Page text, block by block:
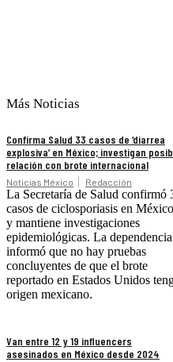
Más Noticias
Confirma Salud 33 casos de ‘diarrea
explosiva’ en México; investigan
relación con brote internacional
Noticias México Redacción
La Secretaría de Salud confirmó
casos de ciclosporiasis en México
y mantiene investigaciones
epidemiológicas. La dependencia
informó que no hay pruebas
concluyentes de que el brote
reportado en Estados Unidos
origen mexicano.
Van entre 12 y 19 influencers
asesinados en México desde 2024